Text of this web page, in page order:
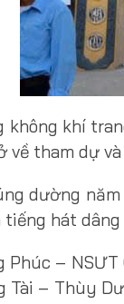
khí
tham dự và
dường
hát
–
– Thùy